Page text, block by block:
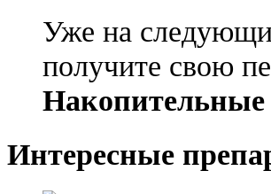
Уже на
получите свою
Интересные